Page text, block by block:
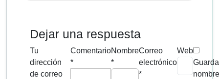
Dejar una respuesta
Tu
dirección
de correo
Comentario
*
Nombre
*
Correo
electrónico
*
Web